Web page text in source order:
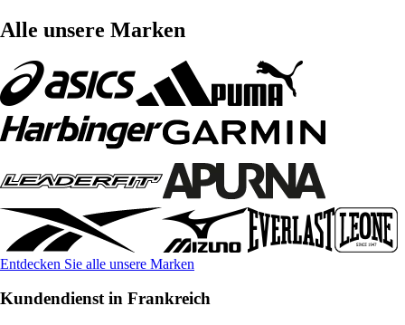
Alle unsere Marken
Entdecken Sie alle unsere Marken
Kundendienst in Frankreich